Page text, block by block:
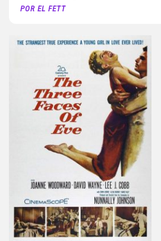
POR EL FETT